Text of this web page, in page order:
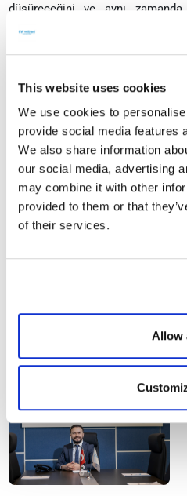
This website uses cookies
We use cookies to
provide social media features
We also share information
our social media, advertising
may combine it with other
provided to them or that
of their services.
Allow
düşüreceğini ve aynı
hedeflerine bir adım daha atmış
popülaritesi her geçen gün artan
getiren Yılmaz, “Güneş enerjisi,
isteyen firmalar için önemli
sürdürülebilir enerji
azaltmalarına ve aynı
etmelerine yardımcı oluyoruz.
güneş enerji santrali kurarak
devam edeceğiz. Temiz çevre ve
olduğu günümüz
geleceğe katkı